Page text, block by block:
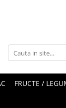
FRUCTE /